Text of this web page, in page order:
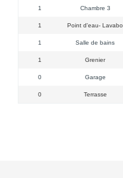
1 Chambre 3
1 Point d'eau- Lavabo
1 Salle de bains
1 Grenier
0 Garage
0 Terrasse